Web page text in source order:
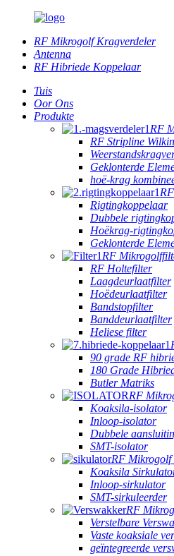
RF Mikrogolf Kragverdeler
Antenna
RF Hibriede Koppelaar
Tuis
Oor Ons
Produkte
RF
RF Stripline
Geklonterde
hoë-krag
Rigtingkoppelaar
Dubbele
Hoëkrag-
Geklonterde
RF
RF Holtefilter
Laagdeurlaatfilter
Hoëdeurlaatfilter
Bandstopfilter
Banddeurlaatfilter
Heliese filter
90 grade RF
180 Grade
Butler Matriks
RF
Koaksila-isolator
Inloop-isolator
Dubbele
SMT-isolator
RF Mikrogolf
Koaksila
Inloop-sirkulator
SMT-sirkuleerder
RF
Verstelbare
Vaste koaksiale
geïntegreerde